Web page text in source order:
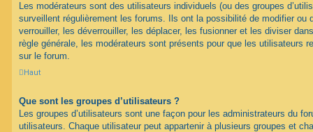
Les modérateurs sont des utilisateurs individuels (ou des groupes
surveillent régulièrement les forums. Ils ont la possibilité de modifier ou
verrouiller, les déverrouiller, les déplacer, les fusionner et les diviser
règle générale, les modérateurs sont présents pour que les utilisateurs
sur le forum.
Haut
Que sont les groupes d’utilisateurs ?
Les groupes d’utilisateurs sont une façon pour les administrateurs du
utilisateurs. Chaque utilisateur peut appartenir à plusieurs groupes et